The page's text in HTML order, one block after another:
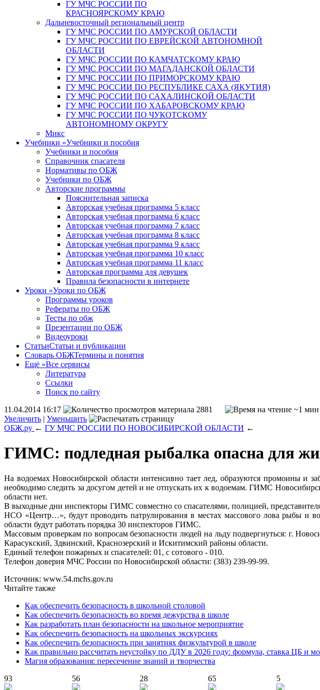
ГУ МЧС РОССИИ ПО
КРАСНОЯРСКОМУ КРАЮ
Дальневосточный региональный центр
ГУ МЧС РОССИИ ПО АМУРСКОЙ ОБЛАСТИ
ГУ МЧС РОССИИ ПО ЕВРЕЙСКОЙ АВТОНОМНОЙ
ОБЛАСТИ
ГУ МЧС РОССИИ ПО КАМЧАТСКОМУ КРАЮ
ГУ МЧС РОССИИ ПО МАГАДАНСКОЙ ОБЛАСТИ
ГУ МЧС РОССИИ ПО ПРИМОРСКОМУ КРАЮ
ГУ МЧС РОССИИ ПО РЕСПУБЛИКЕ САХА (ЯКУТИЯ)
ГУ МЧС РОССИИ ПО САХАЛИНСКОЙ ОБЛАСТИ
ГУ МЧС РОССИИ ПО ХАБАРОВСКОМУ КРАЮ
ГУ МЧС РОССИИ ПО ЧУКОТСКОМУ
АВТОНОМНОМУ ОКРУГУ
Микс
Учебники »Учебники и пособия
Учебники и пособия
Справочник спасателя
Нормативы по ОБЖ
Учебники по ОБЖ
Авторские программы
Пояснительная записка
Авторская учебная программа 5 класс
Авторская учебная программа 6 класс
Авторская учебная программа 7 класс
Авторская учебная программа 8 класс
Авторская учебная программа 9 класс
Авторская учебная программа 10 класс
Авторская учебная программа 11 класс
Авторская программа для девушек
Правила безопасности в интернете
Уроки »Уроки по ОБЖ
Программы уроков
Рефераты по ОБЖ
Тесты по обж
Презентации по ОБЖ
Видеоуроки
СтатьиСтатьи и публикации
Словарь ОБЖТермины и понятия
Ещё »Все сервисы
Литература
Ссылки
Поиск по сайту
11.04.2014 16:17
2881
~1 мин
Увеличить | Уменьшить
ОБЖ.ру ← ГУ МЧС РОССИИ ПО НОВОСИБИРСКОЙ ОБЛАСТИ ←
ГИМС: подледная рыбалка опасна для
На водоемах Новосибирской области интенсивно тает лед, образуются промоины и
необходимо следить за досугом детей и не отпускать их к водоемам. ГИМС
области нет.
В выходные дни инспекторы ГИМС совместно со спасателями, полицией,
НСО «Центр…», будут проводить патрулирования в местах массового лова рыбы и
области будут работать порядка 30 инспекторов ГИМС.
Массовым проверкам по вопросам безопасности людей на льду подвергнуться: г.
Карасукский, Здвинский, Краснозерский и Искитимский районы области.
Единый телефон пожарных и спасателей: 01, с сотового - 010.
Телефон доверия МЧС России по Новосибирской области: (383) 239-99-99.
Источник: www.54.mchs.gov.ru
Читайте также
Как обеспечить безопасность в школьной столовой
Как обеспечить безопасность во время дежурства в школе
Как разработать план безопасности на школьное мероприятие
Как обеспечить безопасность на школьных экскурсиях
Как обеспечить безопасность при занятиях физкультурой в школе
Как правильно рассчитать неустойку по ДДУ в 2026 году: формула, ставка ЦБ и
Магия образования: пересечение знаний и творчества
93
56 28 65 5